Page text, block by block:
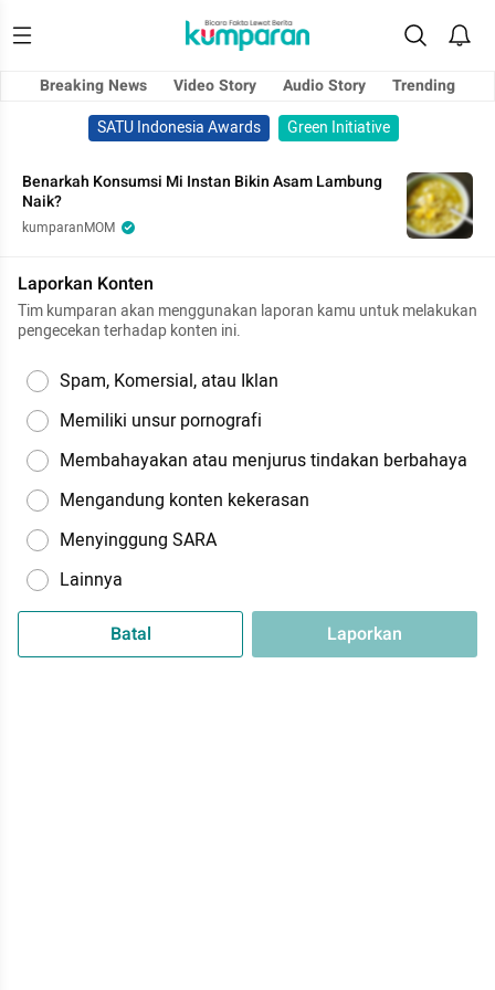
Breaking News Video Story Audio Story
Trending
SATU Indonesia Awards
Green Initiative
Benarkah Konsumsi Mi Instan Bikin Asam Lambung
Naik?
kumparanMOM
Laporkan Konten
Tim kumparan akan menggunakan laporan kamu untuk melakukan
pengecekan terhadap konten ini.
Spam, Komersial, atau Iklan
Memiliki unsur pornografi
Membahayakan atau menjurus tindakan berbahaya
Mengandung konten kekerasan
Menyinggung SARA
Lainnya
Batal Laporkan